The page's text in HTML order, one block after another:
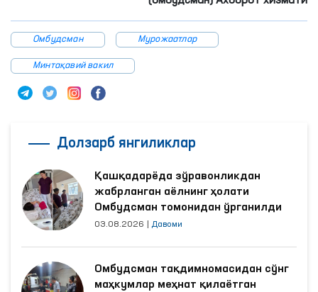
Омбудсман Мурожаатлар
Минтақавий вакил
Долзарб янгиликлар
Қашқадарёда зўравонликдан
жабрланган аёлнинг ҳолати
Омбудсман томонидан ўрганилди
03.08.2026 Давоми
Омбудсман тақдимномасидан сўнг
маҳкумлар меҳнат қилаётган